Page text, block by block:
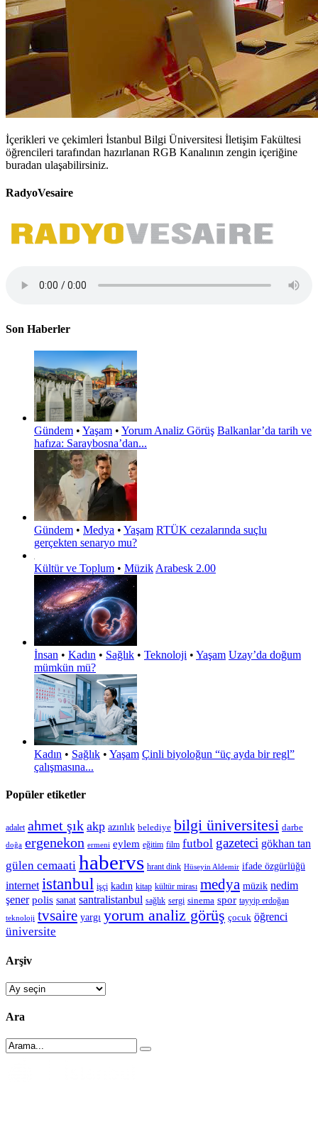
İçerikleri ve çekimleri İstanbul Bilgi Üniversitesi İletişim Fakültesi
öğrencileri tarafından hazırlanan RGB Kanalının zengin içeriğine
buradan ulaşabilirsiniz.
RadyoVesaire
Son Haberler
Gündem • Yaşam • Yorum Analiz Görüş Balkanlar’da tarih ve
hafıza: Saraybosna’dan...
Gündem • Medya • Yaşam RTÜK cezalarında suçlu
gerçekten senaryo mu?
Kültür ve Toplum • Müzik Arabesk 2.00
İnsan • Kadın • Sağlık • Teknoloji • Yaşam Uzay’da doğum
mümkün mü?
Kadın • Sağlık • Yaşam Çinli biyoloğun “üç ayda bir regl”
çalışmasına...
Popüler etiketler
adalet ahmet şık akp azınlık belediye bilgi üniversitesi darbe
doğa ergenekon ermeni eylem eğitim film futbol gazeteci gökhan tan
gülen cemaati habervs hrant dink Hüseyin Aldemir ifade özgürlüğü
internet istanbul işçi kadın kitap kültür mirası medya müzik nedim
şener polis sanat santralistanbul sağlık sergi sinema spor tayyip erdoğan
teknoloji tvsaire yargı yorum analiz görüş çocuk öğrenci
üniversite
Arşiv
Arşiv
Ara